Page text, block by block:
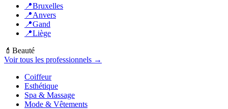
📍Bruxelles
📍Anvers
📍Gand
📍Liège
💄 Beauté
Voir tous les professionnels →
Coiffeur
Esthétique
Spa & Massage
Mode & Vêtements